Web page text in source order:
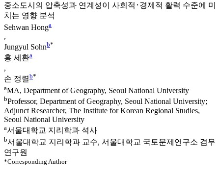
중소도시의 압축성과 연계성이 사회적･경제적 활력 수준에 미
치는 영향 분석
Sehwan Honga
,
Jungyul Sohnb*
홍 세환a
,
손 정렬b*
aMA, Department of Geography, Seoul National University
bProfessor, Department of Geography, Seoul National University;
Adjunct Researcher, The Institute for Korean Regional Studies,
Seoul National University
a서울대학교 지리학과 석사
b서울대학교 지리학과 교수, 서울대학교 국토문제연구소 겸무
연구원
*Corresponding Author